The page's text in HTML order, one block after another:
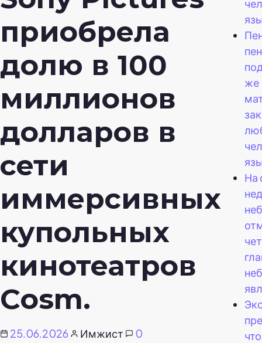
приобрела
долю в 100
миллионов
долларов в
сети
иммерсивных
купольных
кинотеатров
Cosm.
25.06.2026 Имжист
0
же
На